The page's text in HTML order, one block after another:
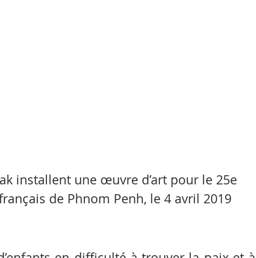
installent une œuvre d’art pour le 25e
de Phnom Penh, le 4 avril 2019